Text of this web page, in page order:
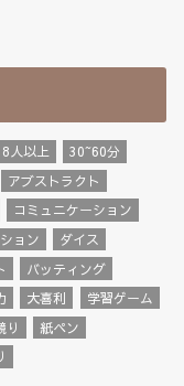
8人以上
30~60分
アブストラクト
コミュニケーション
ョン
ダイス
バッティング
大喜利
学習ゲーム
り
紙ペン